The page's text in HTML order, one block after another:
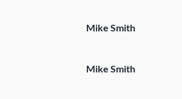
Mike Smith
Mike Smith